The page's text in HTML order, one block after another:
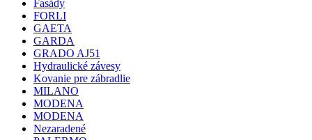
Fasády
FORLI
GAETA
GARDA
GRADO AJ51
Hydraulické závesy
Kovanie pre zábradlie
MILANO
MODENA
MODENA
Nezaradené